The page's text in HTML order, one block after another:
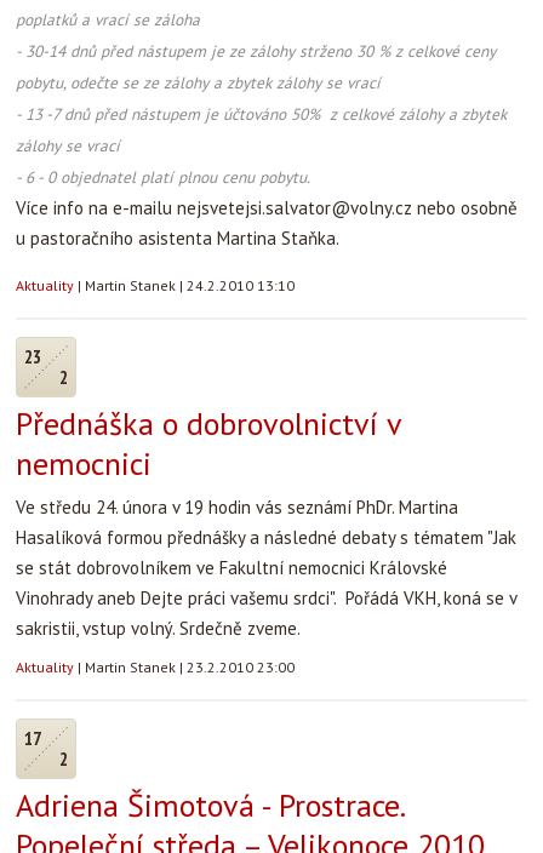
poplatků a vrací se záloha
- 30-14 dnů před nástupem je ze zálohy strženo 30 % z celkové ceny
pobytu, odečte se ze zálohy a zbytek zálohy se vrací
- 13 -7 dnů před nástupem je účtováno 50% z celkové zálohy a zbytek
zálohy se vrací
- 6 - 0 objednatel platí plnou cenu pobytu.
Více info na e-mailu nejsvetejsi.salvator@volny.cz nebo osobně
u pastoračního asistenta Martina Staňka.
Aktuality | Martin Stanek | 24.2.2010 13:10
23
2
Přednáška o dobrovolnictví v
nemocnici
Ve středu 24. února v 19 hodin vás seznámí PhDr. Martina
Hasalíková formou přednášky a následné debaty s tématem "Jak
se stát dobrovolníkem ve Fakultní nemocnici Královské
Vinohrady aneb Dejte práci vašemu srdci". Pořádá VKH, koná se v
sakristii, vstup volný. Srdečně zveme.
Aktuality | Martin Stanek | 23.2.2010 23:00
17
2
Adriena Šimotová - Prostrace.